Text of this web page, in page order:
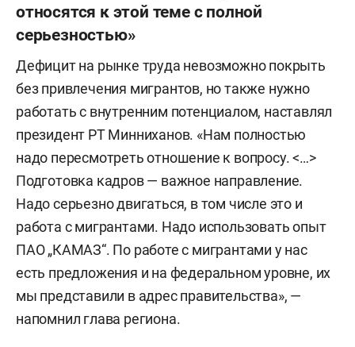
относятся к этой теме с полной
серьезностью»
Дефицит на рынке труда невозможно покрыть
без привлечения мигрантов, но также нужно
работать с внутренним потенциалом, наставлял
президент РТ Минниханов. «Нам полностью
надо пересмотреть отношение к вопросу. <…>
Подготовка кадров — важное направление.
Надо серьезно двигаться, в том числе это и
работа с мигрантами. Надо использовать опыт
ПАО „КАМАЗ“. По работе с мигрантами у нас
есть предложения и на федеральном уровне, их
мы представили в адрес правительства», —
напомнил глава региона.